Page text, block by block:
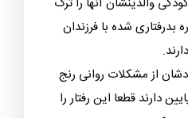
و روابط گرم و صمیمانه
پدر و دختر است.
میان اعضای خانواده:
و پدر وجود نداشته باشد
نمی گیرد.